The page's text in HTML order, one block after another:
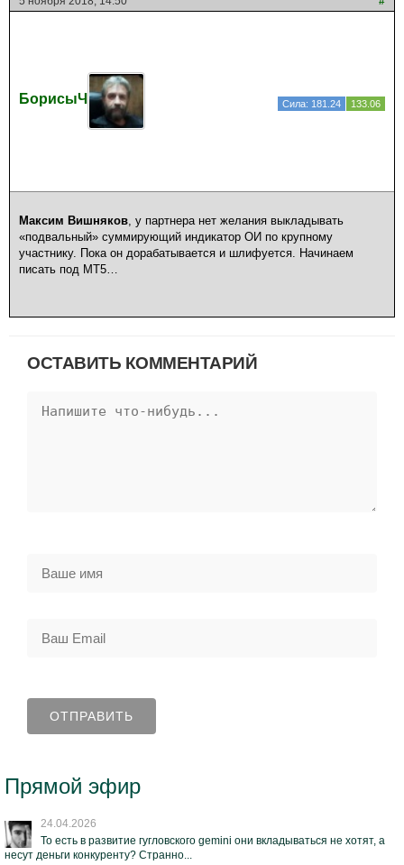
БорисыЧ Сила: 181.24 133.06
Максим Вишняков , у партнера нет желания выкладывать
«подвальный» суммирующий индикатор ОИ по крупному
участнику. Пока он дорабатывается и шлифуется. Начинаем
писать под МТ5…
ОСТАВИТЬ КОММЕНТАРИЙ
Прямой эфир
24.04.2026
То есть в развитие гугловского gemini они вкладываться не хотят, а
несут деньги конкуренту? Странно...